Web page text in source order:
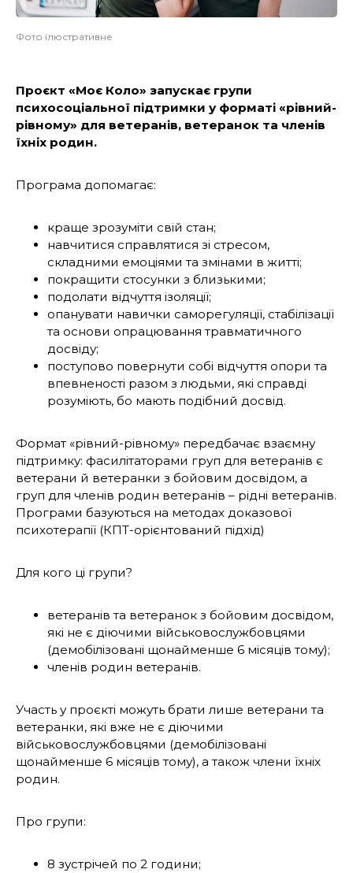
Фото ілюстративне
Проєкт «Моє Коло» запускає групи
психосоціальної підтримки у форматі «рівний-
рівному» для ветеранів, ветеранок та членів
їхніх родин.
Програма допомагає:
краще зрозуміти свій стан;
навчитися справлятися зі стресом,
складними емоціями та змінами в житті;
покращити стосунки з близькими;
подолати відчуття ізоляції;
опанувати навички саморегуляції, стабілізації
та основи опрацювання травматичного
досвіду;
поступово повернути собі відчуття опори та
впевненості разом з людьми, які справді
розуміють, бо мають подібний досвід.
Формат «рівний-рівному» передбачає взаємну
підтримку: фасилітаторами груп для ветеранів є
ветерани й ветеранки з бойовим досвідом, а
груп для членів родин ветеранів – рідні ветеранів.
Програми базуються на методах доказової
психотерапії (КПТ-орієнтований підхід)
Для кого ці групи?
ветеранів та ветеранок з бойовим досвідом,
які не є діючими військовослужбовцями
(демобілізовані щонайменше 6 місяців тому);
членів родин ветеранів.
Участь у проєкті можуть брати лише ветерани та
ветеранки, які вже не є діючими
військовослужбовцями (демобілізовані
щонайменше 6 місяців тому), а також члени їхніх
родин.
Про групи:
8 зустрічей по 2 години;